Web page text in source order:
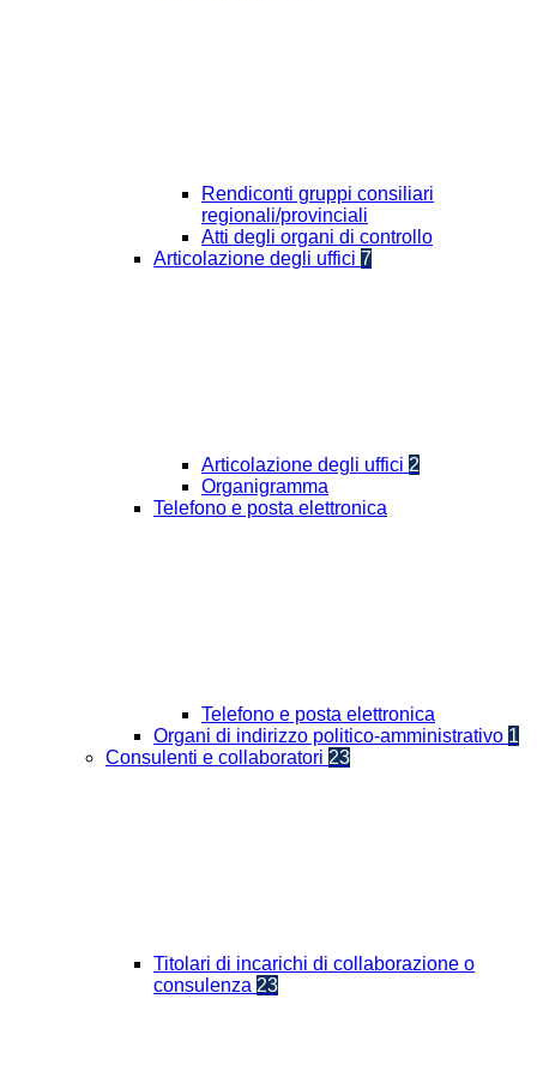
Rendiconti gruppi consiliari
regionali/provinciali
Atti degli organi di controllo
Articolazione degli uffici 7
Articolazione degli uffici 2
Organigramma
Telefono e posta elettronica
Telefono e posta elettronica
Organi di indirizzo politico-amministrativo 1
Consulenti e collaboratori 23
Titolari di incarichi di collaborazione o
consulenza 23